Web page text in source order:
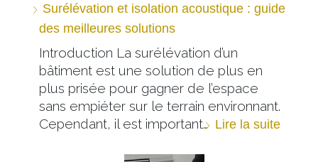
Surélévation et isolation acoustique : guide
des meilleures solutions
Introduction La surélévation d’un
bâtiment est une solution de plus en
plus prisée pour gagner de l’espace
sans empiéter sur le terrain environnant.
Cependant, il est important… Lire la suite